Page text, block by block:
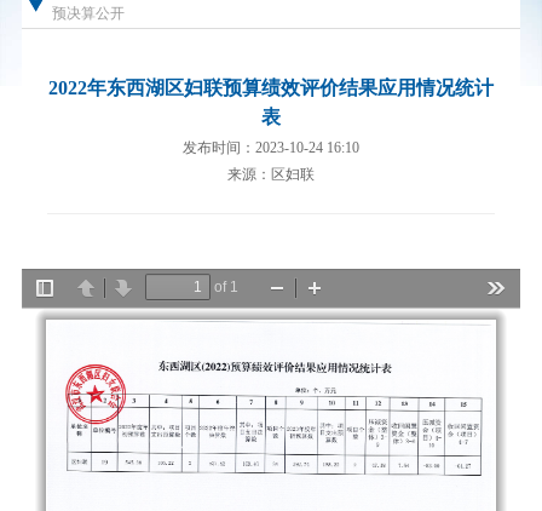
预决算公开
2022年东西湖区妇联预算绩效评价结果应用情况统计
表
发布时间：2023-10-24 16:10
来源：区妇联